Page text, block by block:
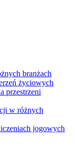
branżach
życiowych
przestrzeni
w różnych
jogowych